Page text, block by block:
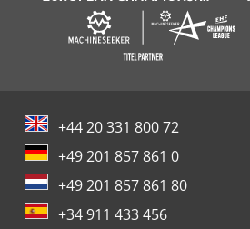
+44 20 331 800 72
+49 201 857 861 0
+49 201 857 861 80
+34 911 433 456